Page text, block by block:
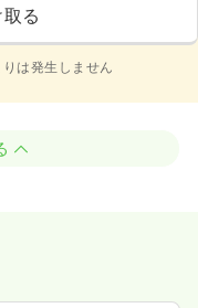
る
は発生しません